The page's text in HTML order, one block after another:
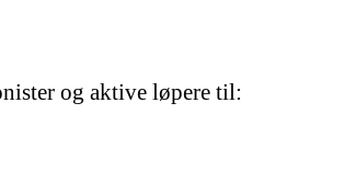
og aktive løpere til: